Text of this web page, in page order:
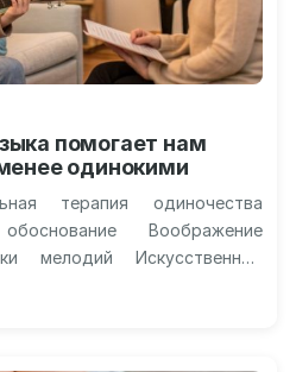
помогает нам
одинокими
терапия одиночества
Воображение
мелодий Искусственный
загадкой Перспективы